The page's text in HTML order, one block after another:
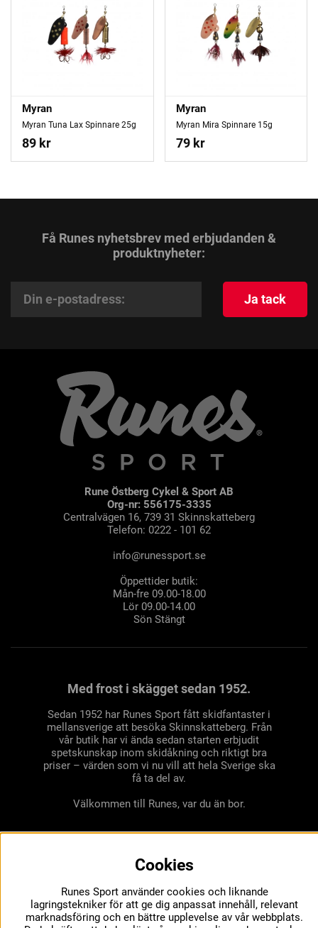
Myran
Myran Tuna Lax Spinnare 25g
89 kr
Myran
Myran Mira Spinnare 15g
79 kr
Få Runes nyhetsbrev med erbjudanden &
produktnyheter:
Ja tack
Rune Östberg Cykel & Sport AB
Org-nr: 556175-3335
Centralvägen 16, 739 31 Skinnskatteberg
Telefon: 0222 - 101 62
info@runessport.se
Öppettider butik:
Mån-fre 09.00-18.00
Lör 09.00-14.00
Sön Stängt
Med frost i skägget sedan 1952.
Sedan 1952 har Runes Sport fått skidfantaster i
mellansverige att besöka Skinnskatteberg. Från
vår butik har vi ända sedan starten erbjudit
spetskunskap inom skidåkning och riktigt bra
priser – värden som vi nu vill att hela Sverige ska
få ta del av.
Välkommen till Runes, var du än bor.
Cookies
Runes Sport använder cookies och liknande
lagringstekniker för att ge dig anpassat innehåll, relevant
marknadsföring och en bättre upplevelse av vår webbplats.